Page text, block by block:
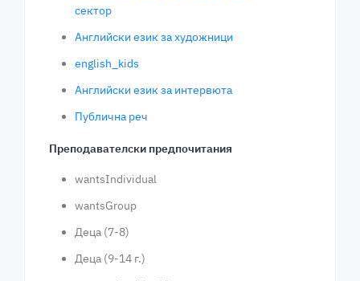
сектор
Английски език за художници
english_kids
Английски език за интервюта
Публична реч
Преподавателски предпочитания
wantsIndividual
wantsGroup
Деца (7-8)
Деца (9-14 г.)